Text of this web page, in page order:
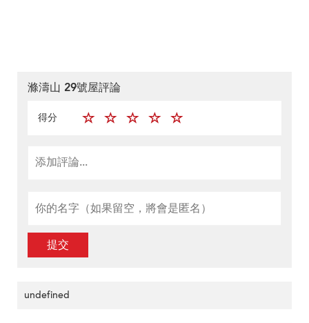
滌濤山 29號屋評論
得分
提交
undefined